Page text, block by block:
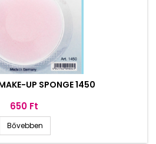
UP SPONGE 1450
Ár
650 Ft
Bővebben